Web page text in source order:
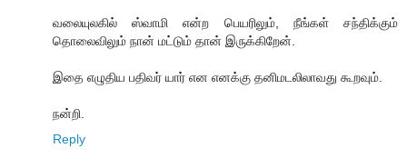
வலையுலகில் ஸ்வாமி என்ற பெயரிலும், நீங்கள் சந்திக்கும்
தொலைவிலும் நான் மட்டும் தான் இருக்கிறேன்.
இதை எழுதிய பதிவர் யார் என எனக்கு தனிமடலிலாவது கூறவும்.
நன்றி.
Reply